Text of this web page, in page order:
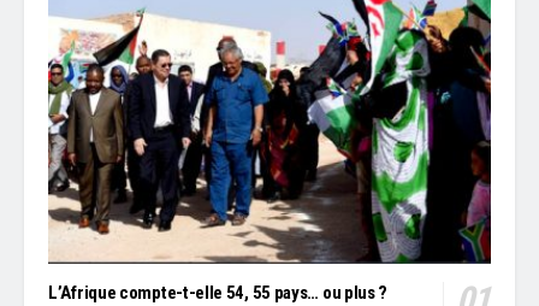
L’Afrique compte-t-elle 54, 55 pays… ou plus ?